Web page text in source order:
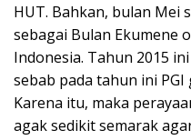
HUT. Bahkan, bulan Mei
sebagai Bulan Ekumene
Indonesia. Tahun 2015
sebab pada tahun ini
Karena itu, maka
agak sedikit semarak